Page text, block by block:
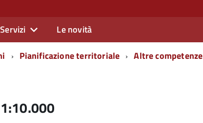
Servizi Le novità
Pianificazione territoriale Altre competenze